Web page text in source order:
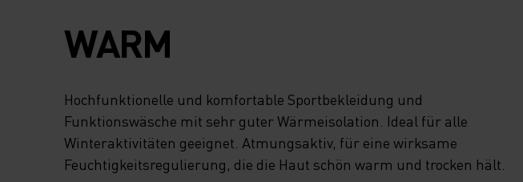
WARM
Hochfunktionelle und komfortable Sportbekleidung und
Funktionswäsche mit sehr guter Wärmeisolation. Ideal für alle
Winteraktivitäten geeignet. Atmungsaktiv, für eine wirksame
Feuchtigkeitsregulierung, die die Haut schön warm und trocken hält.